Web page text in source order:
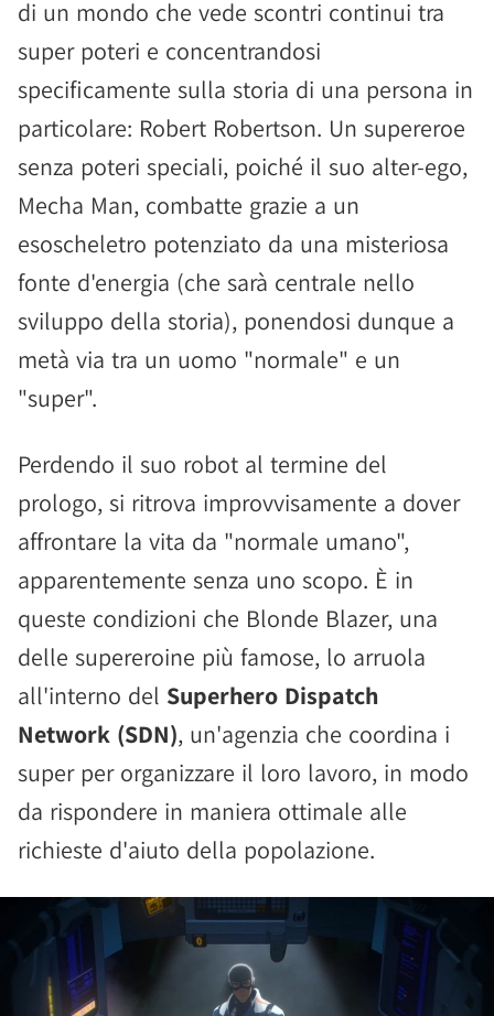
di un mondo che vede scontri continui tra
super poteri e concentrandosi
specificamente sulla storia di una persona in
particolare: Robert Robertson. Un supereroe
senza poteri speciali, poiché il suo alter-ego,
Mecha Man, combatte grazie a un
esoscheletro potenziato da una misteriosa
fonte d'energia (che sarà centrale nello
sviluppo della storia), ponendosi dunque a
metà via tra un uomo "normale" e un
"super".
Perdendo il suo robot al termine del
prologo, si ritrova improvvisamente a dover
affrontare la vita da "normale umano",
apparentemente senza uno scopo. È in
queste condizioni che Blonde Blazer, una
delle supereroine più famose, lo arruola
all'interno del Superhero Dispatch
Network (SDN), un'agenzia che coordina i
super per organizzare il loro lavoro, in modo
da rispondere in maniera ottimale alle
richieste d'aiuto della popolazione.